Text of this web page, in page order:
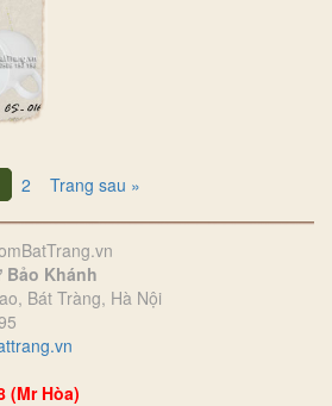
2 Trang sau »
Bảo Khánh
Bát Tràng, Hà Nội
(Mr Hòa)